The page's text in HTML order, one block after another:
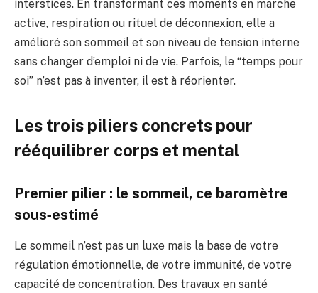
interstices. En transformant ces moments en marche
active, respiration ou rituel de déconnexion, elle a
amélioré son sommeil et son niveau de tension interne
sans changer d’emploi ni de vie. Parfois, le “temps pour
soi” n’est pas à inventer, il est à réorienter.
Les trois piliers concrets pour
rééquilibrer corps et mental
Premier pilier : le sommeil, ce baromètre
sous‑estimé
Le sommeil n’est pas un luxe mais la base de votre
régulation émotionnelle, de votre immunité, de votre
capacité de concentration. Des travaux en santé